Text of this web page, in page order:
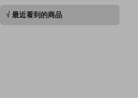
√ 最近看到的商品